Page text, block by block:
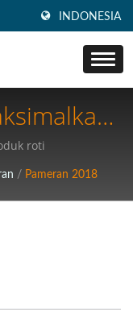
INDONESIA
Tinggi
Anda
roti
/ Pameran 2018